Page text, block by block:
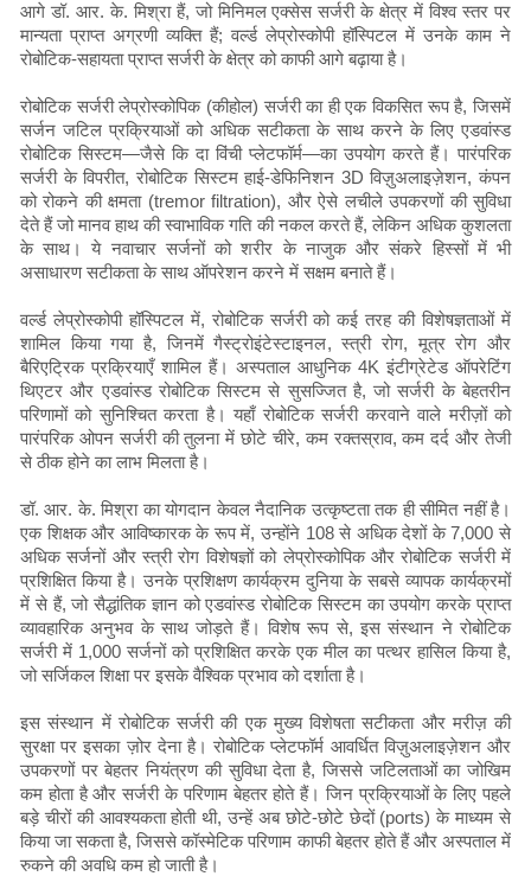
आगे डॉ. आर. के. मिश्रा हैं, जो मिनिमल एक्सेस सर्जरी के क्षेत्र में विश्व स्तर पर
मान्यता प्राप्त अग्रणी व्यक्ति हैं; वर्ल्ड लेप्रोस्कोपी हॉस्पिटल में उनके काम ने
रोबोटिक-सहायता प्राप्त सर्जरी के क्षेत्र को काफी आगे बढ़ाया है।
रोबोटिक सर्जरी लेप्रोस्कोपिक (कीहोल) सर्जरी का ही एक विकसित रूप है, जिसमें
सर्जन जटिल प्रक्रियाओं को अधिक सटीकता के साथ करने के लिए एडवांस्ड
रोबोटिक सिस्टम—जैसे कि दा विंची प्लेटफॉर्म—का उपयोग करते हैं। पारंपरिक
सर्जरी के विपरीत, रोबोटिक सिस्टम हाई-डेफिनिशन 3D विज़ुअलाइज़ेशन, कंपन
को रोकने की क्षमता (tremor filtration), और ऐसे लचीले उपकरणों की सुविधा
देते हैं जो मानव हाथ की स्वाभाविक गति की नकल करते हैं, लेकिन अधिक कुशलता
के साथ। ये नवाचार सर्जनों को शरीर के नाजुक और संकरे हिस्सों में भी
असाधारण सटीकता के साथ ऑपरेशन करने में सक्षम बनाते हैं।
वर्ल्ड लेप्रोस्कोपी हॉस्पिटल में, रोबोटिक सर्जरी को कई तरह की विशेषज्ञताओं में
शामिल किया गया है, जिनमें गैस्ट्रोइंटेस्टाइनल, स्त्री रोग, मूत्र रोग और
बैरिएट्रिक प्रक्रियाएँ शामिल हैं। अस्पताल आधुनिक 4K इंटीग्रेटेड ऑपरेटिंग
थिएटर और एडवांस्ड रोबोटिक सिस्टम से सुसज्जित है, जो सर्जरी के बेहतरीन
परिणामों को सुनिश्चित करता है। यहाँ रोबोटिक सर्जरी करवाने वाले मरीज़ों को
पारंपरिक ओपन सर्जरी की तुलना में छोटे चीरे, कम रक्तस्राव, कम दर्द और तेजी
से ठीक होने का लाभ मिलता है।
डॉ. आर. के. मिश्रा का योगदान केवल नैदानिक ​​उत्कृष्टता तक ही सीमित नहीं है।
एक शिक्षक और आविष्कारक के रूप में, उन्होंने 108 से अधिक देशों के 7,000 से
अधिक सर्जनों और स्त्री रोग विशेषज्ञों को लेप्रोस्कोपिक और रोबोटिक सर्जरी में
प्रशिक्षित किया है। उनके प्रशिक्षण कार्यक्रम दुनिया के सबसे व्यापक कार्यक्रमों
में से हैं, जो सैद्धांतिक ज्ञान को एडवांस्ड रोबोटिक सिस्टम का उपयोग करके प्राप्त
व्यावहारिक अनुभव के साथ जोड़ते हैं। विशेष रूप से, इस संस्थान ने रोबोटिक
सर्जरी में 1,000 सर्जनों को प्रशिक्षित करके एक मील का पत्थर हासिल किया है,
जो सर्जिकल शिक्षा पर इसके वैश्विक प्रभाव को दर्शाता है।
इस संस्थान में रोबोटिक सर्जरी की एक मुख्य विशेषता सटीकता और मरीज़ की
सुरक्षा पर इसका ज़ोर देना है। रोबोटिक प्लेटफॉर्म आवर्धित विज़ुअलाइज़ेशन और
उपकरणों पर बेहतर नियंत्रण की सुविधा देता है, जिससे जटिलताओं का जोखिम
कम होता है और सर्जरी के परिणाम बेहतर होते हैं। जिन प्रक्रियाओं के लिए पहले
बड़े चीरों की आवश्यकता होती थी, उन्हें अब छोटे-छोटे छेदों (ports) के माध्यम से
किया जा सकता है, जिससे कॉस्मेटिक परिणाम काफी बेहतर होते हैं और अस्पताल में
रुकने की अवधि कम हो जाती है।